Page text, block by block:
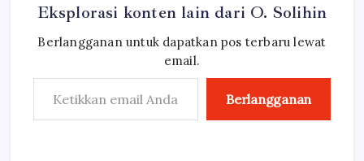
Eksplorasi konten lain dari O. Solihin
Berlangganan untuk dapatkan pos terbaru lewat
email.
Ketikkan email Anda...
Berlangganan